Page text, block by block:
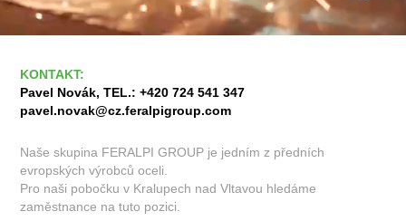
KONTAKT:
Pavel Novák, TEL.: +420 724 541 347
pavel.novak@cz.feralpigroup.com
Naše skupina FERALPI GROUP je jedním z předních
evropských výrobců oceli.
Pro naši pobočku v Kralupech nad Vltavou hledáme
zaměstnance na tuto pozici.